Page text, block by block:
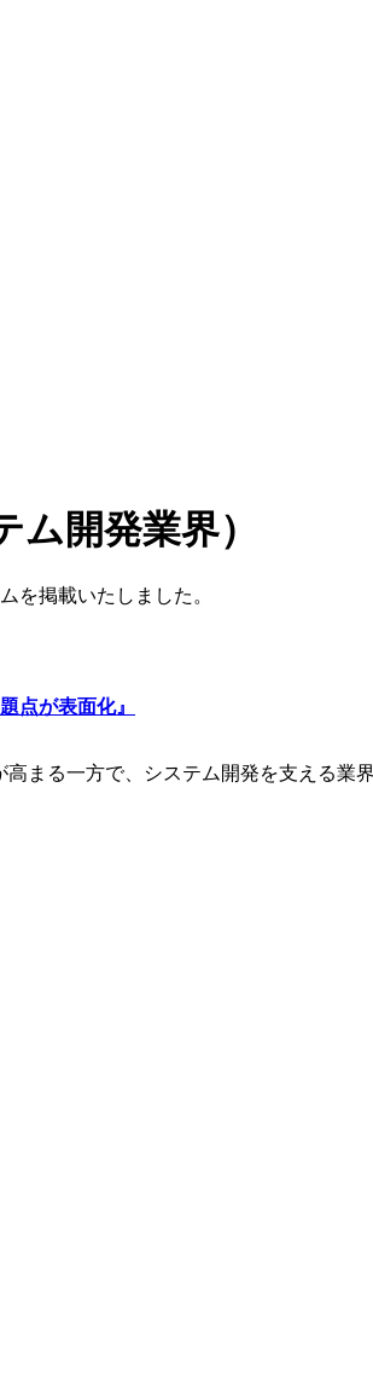
開発業界）
を掲載いたしました。
点が表面化』
まる一方で、システム開発を支える業